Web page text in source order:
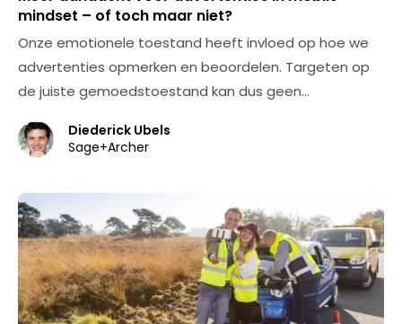
mindset – of toch maar niet?
Onze emotionele toestand heeft invloed op hoe we
advertenties opmerken en beoordelen. Targeten op
de juiste gemoedstoestand kan dus geen…
Diederick Ubels
Sage+Archer